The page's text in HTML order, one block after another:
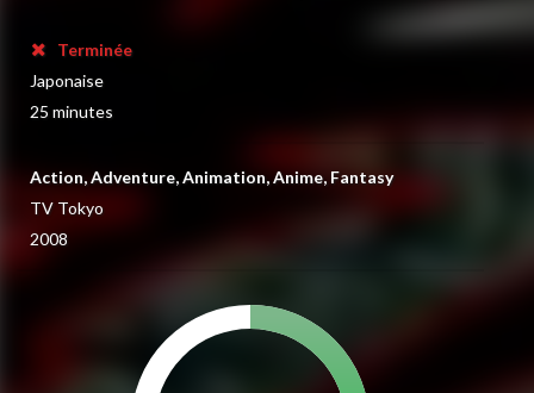
Terminée
Japonaise
25 minutes
Action, Adventure, Animation, Anime, Fantasy
TV Tokyo
2008